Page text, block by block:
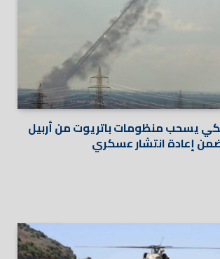
يسحب منظومات باتريوت من أربيل
إعادة انتشار عسكري